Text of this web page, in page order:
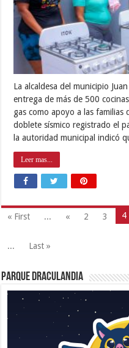
La alcaldesa del municipio
entrega de más de 500
gas como apoyo a las familias
doblete sísmico registrado el
la autoridad municipal indicó
Leer mas...
« First ... « 2 3 4
...
Last »
Parque Draculandia